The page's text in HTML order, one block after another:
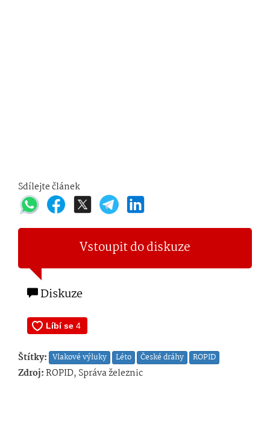
Sdílejte článek
Vstoupit do diskuze
Diskuze
Štítky: Vlakové výluky Léto České dráhy ROPID
Zdroj:ROPID, Správa železnic